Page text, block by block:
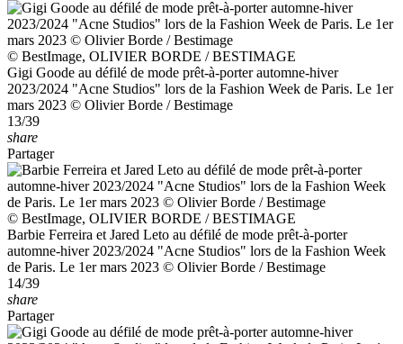
© BestImage, OLIVIER BORDE / BESTIMAGE
Gigi Goode au défilé de mode prêt-à-porter automne-hiver
2023/2024 "Acne Studios" lors de la Fashion Week de Paris. Le 1er
mars 2023 © Olivier Borde / Bestimage
13/39
share
Partager
© BestImage, OLIVIER BORDE / BESTIMAGE
Barbie Ferreira et Jared Leto au défilé de mode prêt-à-porter
automne-hiver 2023/2024 "Acne Studios" lors de la Fashion Week
de Paris. Le 1er mars 2023 © Olivier Borde / Bestimage
14/39
share
Partager